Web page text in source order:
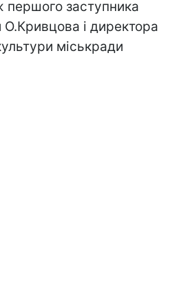
першого заступника
О.Кривцова і директора
міськради